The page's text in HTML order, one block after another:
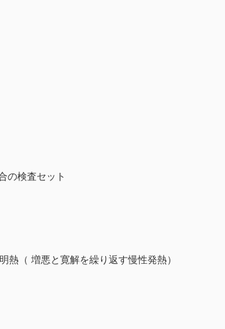
の検査セット
（ 増悪と寛解を繰り返す慢性発熱）